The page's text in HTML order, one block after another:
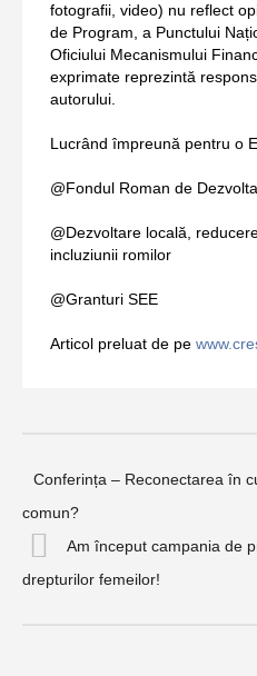
fotografii, video) nu reflect
de Program, a Punctului
Oficiului Mecanismului
exprimate reprezintă
autorului.
Lucrând împreună pentru o
@Fondul Roman de
@Dezvoltare locală,
incluziunii romilor
@Granturi SEE
Articol preluat de pe
Conferința – Reconectarea în
comun?
Am început campania de
drepturilor femeilor!